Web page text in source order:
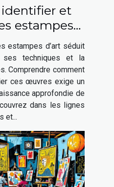
et
estampes
?
estampes d’art séduit
techniques et la
Comprendre comment
ces œuvres exige un
approfondie de
dans les lignes
et...